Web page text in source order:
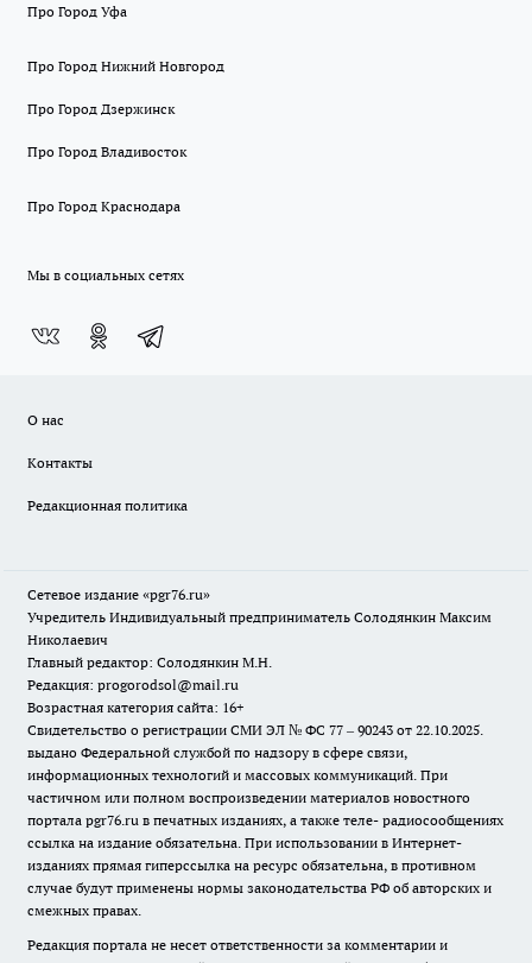
Про Город Уфа
Про Город Нижний Новгород
Про Город Дзержинск
Про Город Владивосток
Про Город Краснодара
Мы в социальных сетях
О нас
Контакты
Редакционная политика
Сетевое издание «pgr76.ru»
Учредитель Индивидуальный предприниматель Солодянкин Максим
Николаевич
Главный редактор: Солодянкин М.Н.
Редакция: progorodsol@mail.ru
Возрастная категория сайта: 16+
Свидетельство о регистрации СМИ ЭЛ № ФС 77 – 90243 от 22.10.2025.
выдано Федеральной службой по надзору в сфере связи,
информационных технологий и массовых коммуникаций. При
частичном или полном воспроизведении материалов новостного
портала pgr76.ru в печатных изданиях, а также теле- радиосообщениях
ссылка на издание обязательна. При использовании в Интернет-
изданиях прямая гиперссылка на ресурс обязательна, в противном
случае будут применены нормы законодательства РФ об авторских и
смежных правах.
Редакция портала не несет ответственности за комментарии и